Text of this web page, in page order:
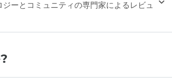
ーとコミュニティの専門家によるレビュ